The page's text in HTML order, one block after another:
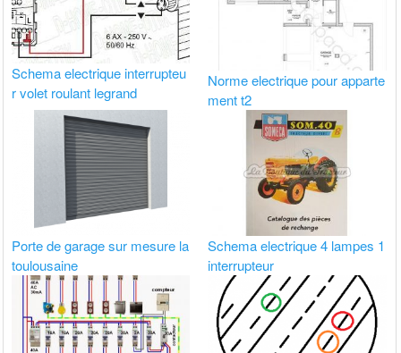
Schema electrique interrupteu
r volet roulant legrand
Norme electrique pour apparte
ment t2
Porte de garage sur mesure la
toulousaine
Schema electrique 4 lampes 1
interrupteur